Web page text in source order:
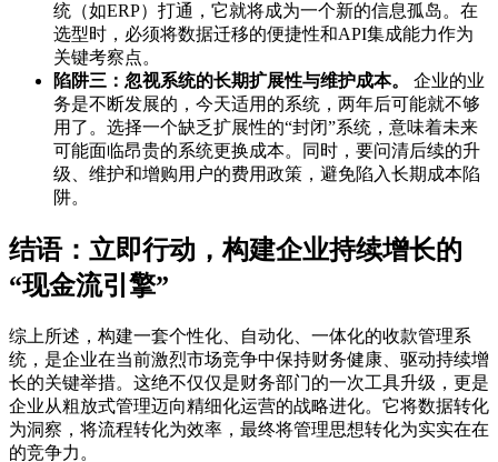
统（如ERP）打通，它就将成为一个新的信息孤岛。在
选型时，必须将数据迁移的便捷性和API集成能力作为
关键考察点。
陷阱三：忽视系统的长期扩展性与维护成本。
企业的业
务是不断发展的，今天适用的系统，两年后可能就不够
用了。选择一个缺乏扩展性的“封闭”系统，意味着未来
可能面临昂贵的系统更换成本。同时，要问清后续的升
级、维护和增购用户的费用政策，避免陷入长期成本陷
阱。
结语：立即行动，构建企业持续增长的
“现金流引擎”
综上所述，构建一套个性化、自动化、一体化的收款管理系
统，是企业在当前激烈市场竞争中保持财务健康、驱动持续增
长的关键举措。这绝不仅仅是财务部门的一次工具升级，更是
企业从粗放式管理迈向精细化运营的战略进化。它将数据转化
为洞察，将流程转化为效率，最终将管理思想转化为实实在在
的竞争力。